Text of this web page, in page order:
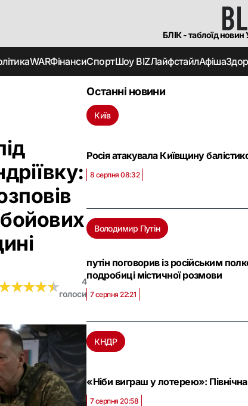
БЛІК - таблоїд новин
WARФінансиСпортШоу BIZЛайфстайлАфіша
★★★★
★★★★
4
голоси
Останні новини
Київ
Росія атакувала Київщину
8 серпня 08:32
Володимир Путін
путін поговорив із російським
подробиці містичної розмови
7 серпня 22:21
КНДР
«Ніби виграш у лотерею»:
7 серпня 20:58